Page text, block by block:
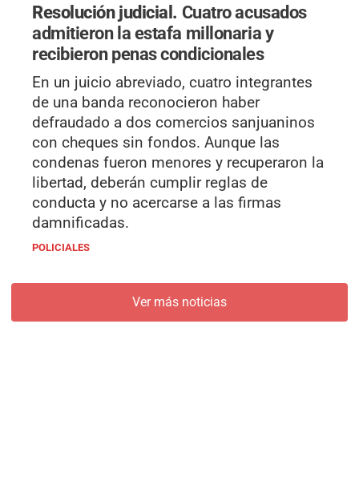
Resolución judicial. Cuatro acusados
admitieron la estafa millonaria y
recibieron penas condicionales
En un juicio abreviado, cuatro integrantes
de una banda reconocieron haber
defraudado a dos comercios sanjuaninos
con cheques sin fondos. Aunque las
condenas fueron menores y recuperaron la
libertad, deberán cumplir reglas de
conducta y no acercarse a las firmas
damnificadas.
POLICIALES
Ver más noticias